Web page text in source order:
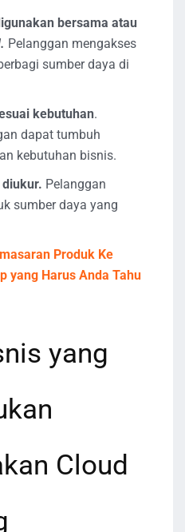
bersama atau
Pelanggan mengakses
sumber daya di
kebutuhan.
dapat tumbuh
kebutuhan bisnis.
Pelanggan
sumber daya yang
Produk Ke
yang Harus Anda Tahu
yang
Cloud